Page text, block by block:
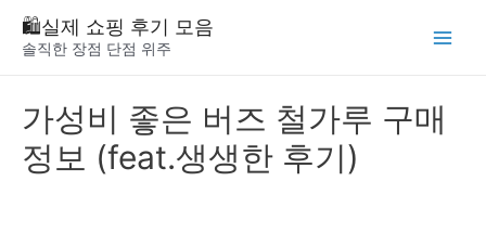
🛍️실제 쇼핑 후기 모음
솔직한 장점 단점 위주
가성비 좋은 버즈 철가루 구매
정보 (feat.생생한 후기)